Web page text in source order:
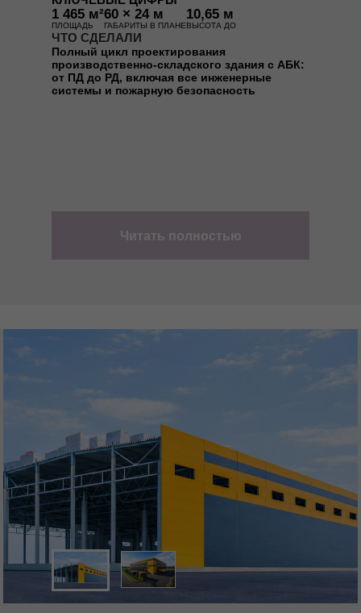
1 465 м²
ПЛОЩАДЬ
60 × 24 м
ГАБАРИТЫ В ПЛАНЕ
10,65 м
ВЫСОТА ДО
ЧТО СДЕЛАЛИ
Полный цикл проектирования
производственно-складского здания с АБК:
от ПД до РД, включая все инженерные
системы и пожарную безопасность
Читать полностью